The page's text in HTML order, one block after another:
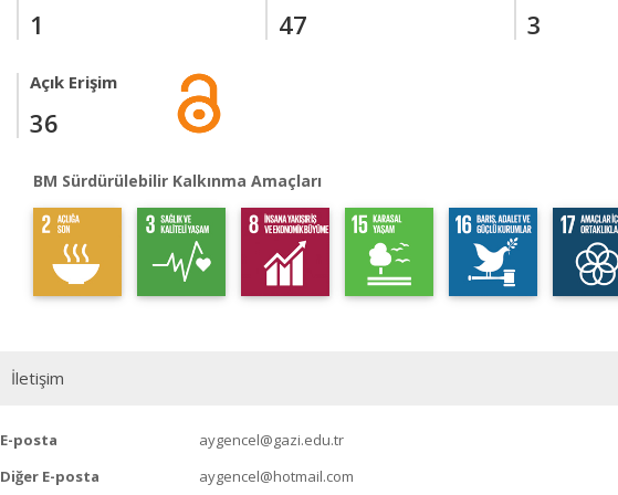
1 47 3
Açık Erişim
36
BM Sürdürülebilir Kalkınma Amaçları
İletişim
E-posta
aygencel@gazi.edu.tr
Diğer E-posta
aygencel@hotmail.com